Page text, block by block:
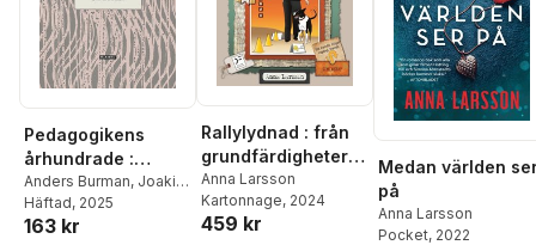
Pedagogikens
århundrade :
uppkomsten och
utvecklingen av en
vetenskaplig
Anders Burman, Joakim
Landahl ,Anna Larsson
Häftad, 2025
163 kr
Rallylydnad : från
grundfärdigheter
till mästare
Anna Larsson
Kartonnage, 2024
459 kr
Medan världen
på
Anna Larsson
Pocket, 2022